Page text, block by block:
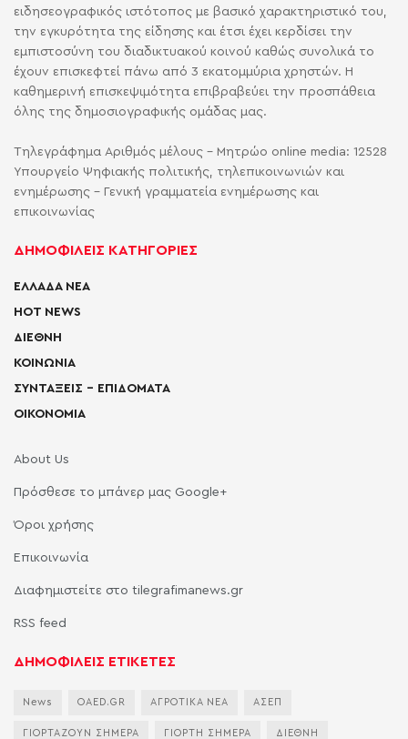
ειδησεογραφικός ιστότοπος με βασικό χαρακτηριστικό του,
την εγκυρότητα της είδησης και έτσι έχει κερδίσει την
εμπιστοσύνη του διαδικτυακού κοινού καθώς συνολικά το
έχουν επισκεφτεί πάνω από 3 εκατομμύρια χρηστών. Η
καθημερινή επισκεψιμότητα επιβραβεύει την προσπάθεια
όλης της δημοσιογραφικής ομάδας μας.
Τηλεγράφημα Αριθμός μέλους - Μητρώο online media: 12528
Υπουργείο Ψηφιακής πολιτικής, τηλεπικοινωνιών και
ενημέρωσης - Γενική γραμματεία ενημέρωσης και
επικοινωνίας
ΔΗΜΟΦΙΛΕΙΣ ΚΑΤΗΓΟΡΙΕΣ
ΕΛΛΑΔΑ ΝΕΑ
HOT NEWS
ΔΙΕΘΝΗ
ΚΟΙΝΩΝΙΑ
ΣΥΝΤΑΞΕΙΣ – ΕΠΙΔΟΜΑΤΑ
ΟΙΚΟΝΟΜΙΑ
About Us
Πρόσθεσε το μπάνερ μας Google+
Όροι χρήσης
Επικοινωνία
Διαφημιστείτε στο tilegrafimanews.gr
RSS feed
ΔΗΜΟΦΙΛΕΙΣ ΕΤΙΚΕΤΕΣ
News OAED.GR ΑΓΡΟΤΙΚΑ ΝΕΑ ΑΣΕΠ
ΓΙΟΡΤΑΖΟΥΝ ΣΗΜΕΡΑ ΓΙΟΡΤΗ ΣΗΜΕΡΑ ΔΙΕΘΝΗ